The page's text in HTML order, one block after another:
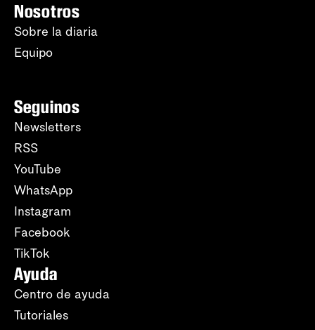
Nosotros
Sobre la diaria
Equipo
Seguinos
Newsletters
RSS
YouTube
WhatsApp
Instagram
Facebook
TikTok
Ayuda
Centro de ayuda
Tutoriales